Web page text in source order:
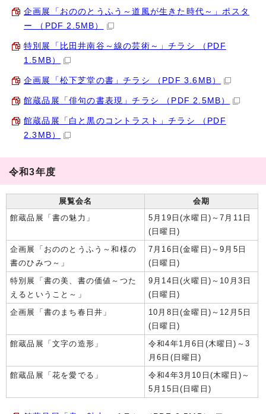
企画展「おののとうふう～道風が生きた時代～」ポスタ
ー （PDF 2.5MB）
特別展「比田井南谷～線の芸術～」チラシ （PDF
1.5MB）
企画展「松下芝堂の書」チラシ （PDF 3.6MB）
館蔵品展「俳句の書表現」チラシ （PDF 2.5MB）
館蔵品展「白と黒のコントラスト」チラシ （PDF
2.3MB）
令和3年度
展覧会名
会期
館蔵品展「書の魅力」
5月19日(水曜日)～7月11日
(日曜日)
企画展「おののとうふう～和様の
書のひみつ～」
7月16日(金曜日)～9月5日
(日曜日)
特別展「書の美、書の価値～つた
えるということ～」
9月14日(火曜日)～10月3日
(日曜日)
企画展「書のまち春日井」
10月8日(金曜日)～12月5日
(日曜日)
館蔵品展「文字の造形」
令和4年1月6日(木曜日)～3
月6日(日曜日)
館蔵品展「花を愛でる」
令和4年3月10日(木曜日)～
5月15日(日曜日)